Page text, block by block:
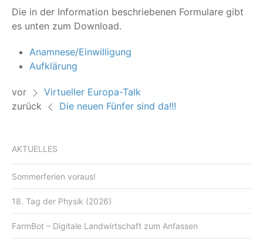
Die in der Infor­ma­ti­on beschrie­be­nen For­mu­la­re gibt
es unten zum Download.
Anamnese/​Einwilligung
Auf­klä­rung
vor
Virtueller Europa-Talk
zurück
Die neuen Fünfer sind da!!!
AKTUELLES
Sommerferien voraus!
18. Tag der Physik (2026)
FarmBot – Digitale Landwirtschaft zum Anfassen